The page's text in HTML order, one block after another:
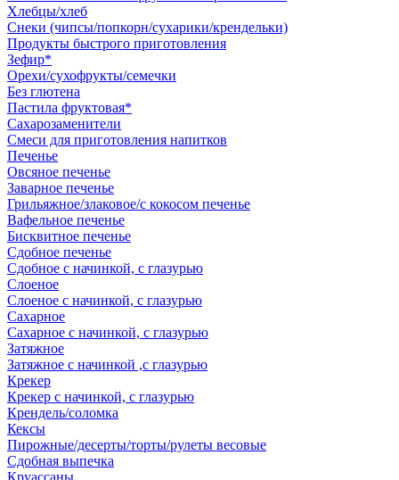
Хлебцы/хлеб
Снеки (чипсы/попкорн/сухарики/крендельки)
Продукты быстрого приготовления
Зефир*
Орехи/сухофрукты/семечки
Без глютена
Пастила фруктовая*
Сахарозаменители
Смеси для приготовления напитков
Печенье
Овсяное печенье
Заварное печенье
Грильяжное/злаковое/с кокосом печенье
Вафельное печенье
Бисквитное печенье
Сдобное печенье
Сдобное с начинкой, с глазурью
Слоеное
Слоеное с начинкой, с глазурью
Сахарное
Сахарное с начинкой, с глазурью
Затяжное
Затяжное с начинкой ,с глазурью
Крекер
Крекер с начинкой, с глазурью
Крендель/соломка
Кексы
Пирожные/десерты/торты/рулеты весовые
Сдобная выпечка
Круассаны